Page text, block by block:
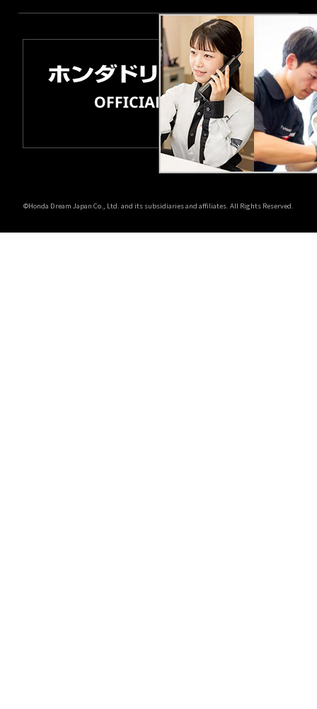
©Honda Dream Japan Co., Ltd. and its subsidiaries and affiliates. All Rights Reserved.